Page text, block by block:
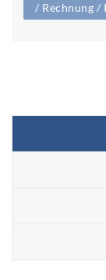
/ Rechnung